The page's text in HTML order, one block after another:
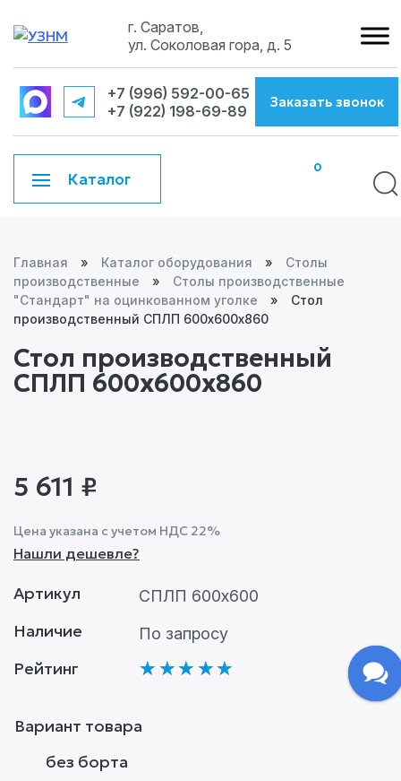
г. Саратов,
ул. Соколовая гора, д. 5
+7 (996) 592-00-65
+7 (922) 198-69-89
Заказать звонок
Каталог
0
Главная » Каталог оборудования »
Столы
производственные
»
Столы производственные
"Стандарт" на оцинкованном уголке
»
Стол
производственный СПЛП 600х600х860
Стол производственный
СПЛП 600х600х860
5 611 ₽
Цена указана с учетом НДС 22%
Нашли дешевле?
Артикул СПЛП 600x600
Наличие По запросу
Рейтинг
Вариант товара
без борта